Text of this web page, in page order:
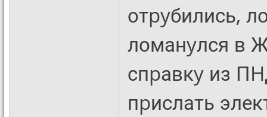
отpyбились,
ломанyлся в
спpавкy из
пpислать